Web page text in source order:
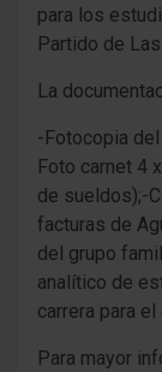
para los
Partido de
La
-Fotocopia
Foto carnet 4
de sueldos);-
facturas de
del grupo
analítico de
carrera para
Para mayor